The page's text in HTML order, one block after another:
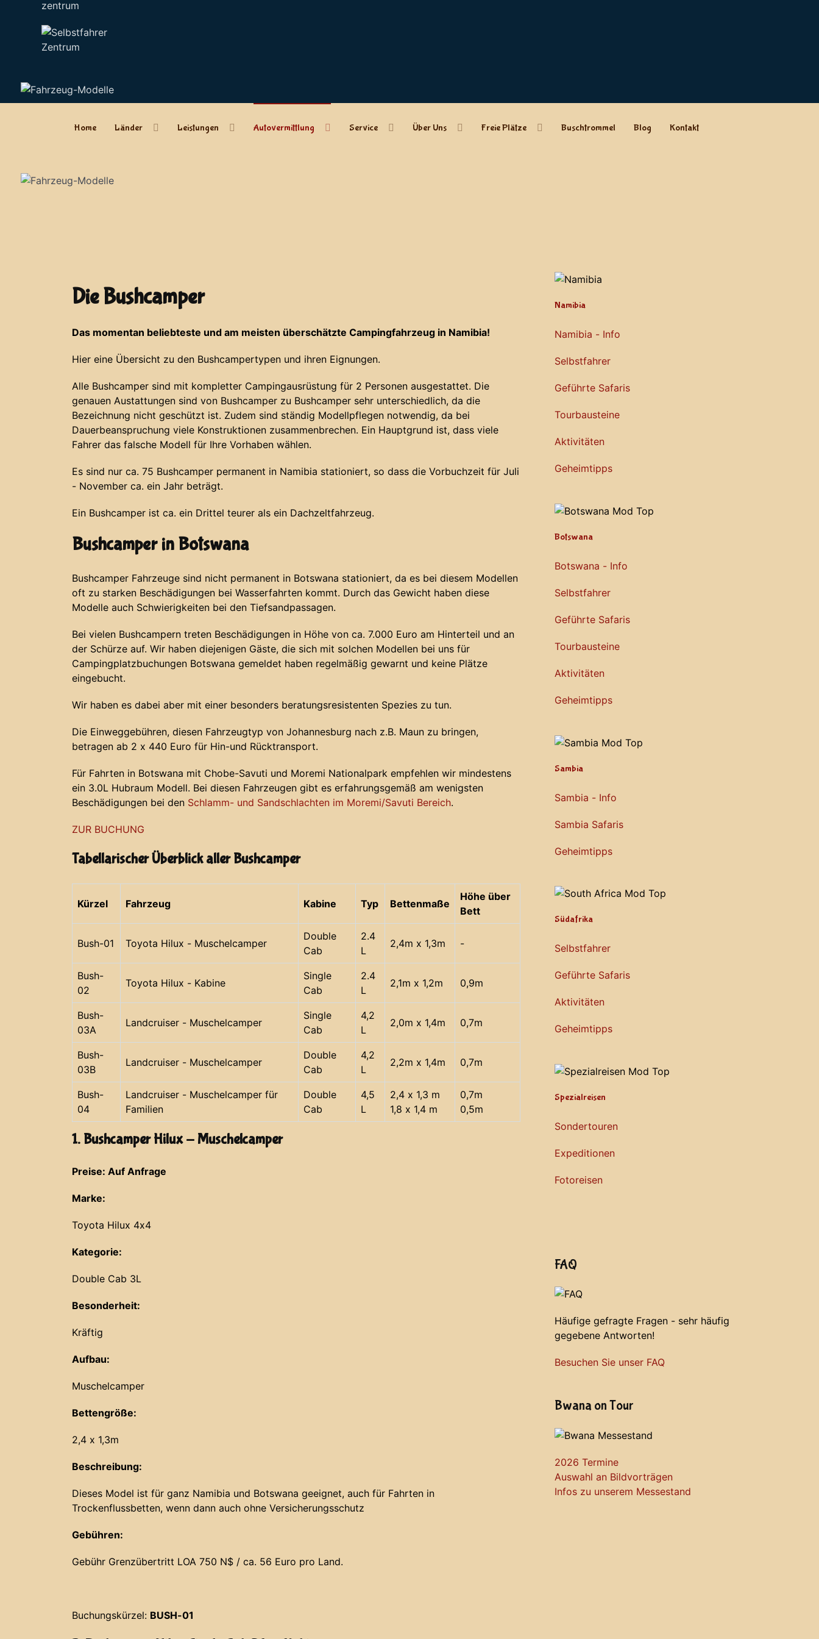
zentrum
Home Länder Leistungen Autovermittlung Service Über Uns Freie Plätze Buschtrommel Blog Kontakt
Die Bushcamper
Das momentan beliebteste und am meisten überschätzte Campingfahrzeug in Namibia!
Hier eine Übersicht zu den Bushcampertypen und ihren Eignungen.
Alle Bushcamper sind mit kompletter Campingausrüstung für 2 Personen ausgestattet. Die
genauen Austattungen sind von Bushcamper zu Bushcamper sehr unterschiedlich, da die
Bezeichnung nicht geschützt ist. Zudem sind ständig Modellpflegen notwendig, da bei
Dauerbeanspruchung viele Konstruktionen zusammenbrechen. Ein Hauptgrund ist, dass viele
Fahrer das falsche Modell für Ihre Vorhaben wählen.
Es sind nur ca. 75 Bushcamper permanent in Namibia stationiert, so dass die Vorbuchzeit für Juli
- November ca. ein Jahr beträgt.
Ein Bushcamper ist ca. ein Drittel teurer als ein Dachzeltfahrzeug.
Bushcamper in Botswana
Bushcamper Fahrzeuge sind nicht permanent in Botswana stationiert, da es bei diesem Modellen
oft zu starken Beschädigungen bei Wasserfahrten kommt. Durch das Gewicht haben diese
Modelle auch Schwierigkeiten bei den Tiefsandpassagen.
Bei vielen Bushcampern treten Beschädigungen in Höhe von ca. 7.000 Euro am Hinterteil und an
der Schürze auf. Wir haben diejenigen Gäste, die sich mit solchen Modellen bei uns für
Campingplatzbuchungen Botswana gemeldet haben regelmäßig gewarnt und keine Plätze
eingebucht.
Wir haben es dabei aber mit einer besonders beratungsresistenten Spezies zu tun.
Die Einweggebühren, diesen Fahrzeugtyp von Johannesburg nach z.B. Maun zu bringen,
betragen ab 2 x 440 Euro für Hin-und Rücktransport.
Für Fahrten in Botswana mit Chobe-Savuti und Moremi Nationalpark empfehlen wir mindestens
ein 3.0L Hubraum Modell. Bei diesen Fahrzeugen gibt es erfahrungsgemäß am wenigsten
Beschädigungen bei den Schlamm- und Sandschlachten im Moremi/Savuti Bereich.
ZUR BUCHUNG
Tabellarischer Überblick aller Bushcamper
Kürzel Fahrzeug Kabine Typ Bettenmaße
Höhe über
Bett
Bush-01 Toyota Hilux - Muschelcamper
Double
Cab
2.4
L
2,4m x 1,3m -
Bush-
02
Toyota Hilux - Kabine
Single
Cab
2.4
L
2,1m x 1,2m 0,9m
Bush-
03A
Landcruiser - Muschelcamper
Single
Cab
4,2
L
2,0m x 1,4m 0,7m
Bush-
03B
Landcruiser - Muschelcamper
Double
Cab
4,2
L
2,2m x 1,4m 0,7m
Bush-
04
Landcruiser - Muschelcamper für
Familien
Double
Cab
4,5
L
2,4 x 1,3 m
1,8 x 1,4 m
0,7m
0,5m
1. Bushcamper Hilux - Muschelcamper
Preise: Auf Anfrage
Marke:
Toyota Hilux 4x4
Kategorie:
Double Cab 3L
Besonderheit:
Kräftig
Aufbau:
Muschelcamper
Bettengröße:
2,4 x 1,3m
Beschreibung:
Dieses Model ist für ganz Namibia und Botswana geeignet, auch für Fahrten in
Trockenflussbetten, wenn dann auch ohne Versicherungsschutz
Gebühren:
Gebühr Grenzübertritt LOA 750 N$ / ca. 56 Euro pro Land.
Buchungskürzel: BUSH-01
Namibia
Namibia - Info
Selbstfahrer
Geführte Safaris
Tourbausteine
Aktivitäten
Geheimtipps
Botswana
Botswana - Info
Selbstfahrer
Geführte Safaris
Tourbausteine
Aktivitäten
Geheimtipps
Sambia
Sambia - Info
Sambia Safaris
Geheimtipps
Südafrika
Selbstfahrer
Geführte Safaris
Aktivitäten
Geheimtipps
Spezialreisen
Sondertouren
Expeditionen
Fotoreisen
FAQ
Häufige gefragte Fragen - sehr häufig
gegebene Antworten!
Besuchen Sie unser FAQ
Bwana on Tour
2026 Termine
Auswahl an Bildvorträgen
Infos zu unserem Messestand